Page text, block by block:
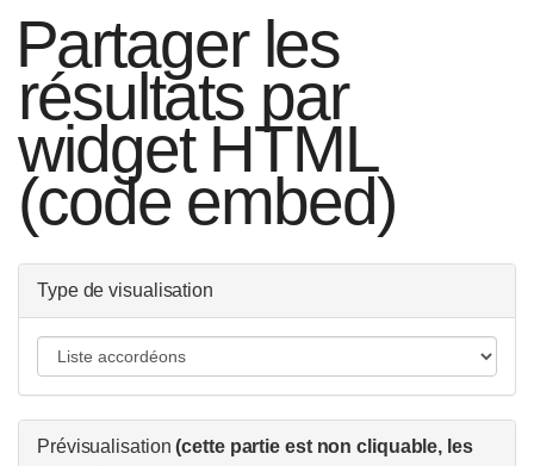
Partager les
résultats par
widget HTML
(code embed)
Type de visualisation
Prévisualisation(cette partie est non cliquable, les